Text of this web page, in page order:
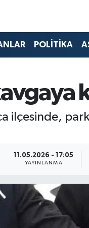
POLİTİKA
ilçesinde,
11.05.2026 - 17:05
YAYINLANMA